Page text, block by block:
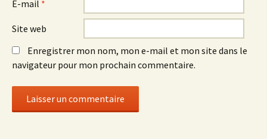
E-mail *
Site web
Enregistrer mon nom, mon e-mail et mon site dans le
navigateur pour mon prochain commentaire.